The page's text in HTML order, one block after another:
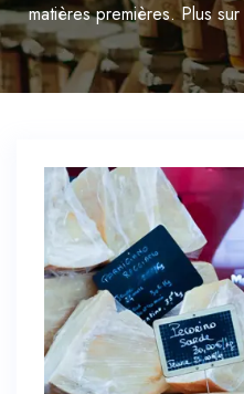
matières premières. Plus sur